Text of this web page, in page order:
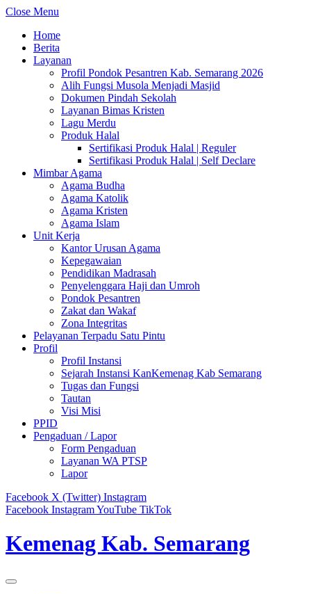
Close Menu
Home
Berita
Layanan
Profil Pondok Pesantren Kab. Semarang 2026
Alih Fungsi Musola Menjadi Masjid
Dokumen Pindah Sekolah
Layanan Bimas Kristen
Lagu Merdu
Produk Halal
Sertifikasi Produk Halal | Reguler
Sertifikasi Produk Halal | Self Declare
Mimbar Agama
Agama Budha
Agama Katolik
Agama Kristen
Agama Islam
Unit Kerja
Kantor Urusan Agama
Kepegawaian
Pendidikan Madrasah
Penyelenggara Haji dan Umroh
Pondok Pesantren
Zakat dan Wakaf
Zona Integritas
Pelayanan Terpadu Satu Pintu
Profil
Profil Instansi
Sejarah Instansi KanKemenag Kab Semarang
Tugas dan Fungsi
Tautan
Visi Misi
PPID
Pengaduan / Lapor
Form Pengaduan
Layanan WA PTSP
Lapor
Facebook X (Twitter) Instagram
Facebook InstagramYouTube TikTok
Kemenag Kab. Semarang